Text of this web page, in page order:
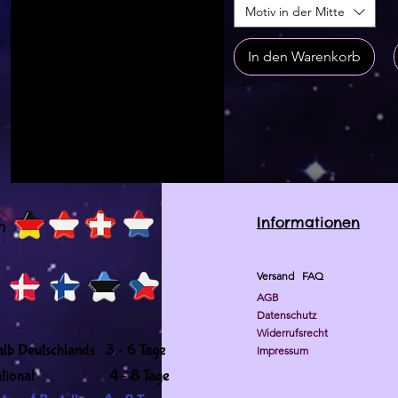
Motiv in der Mitte
In den Warenkorb
Deutschlands 3 - 6 Tage
4 -8 Tage
Informationen
Versand FAQ
AGB
Datenschutz
Widerrufsrecht
Impressum